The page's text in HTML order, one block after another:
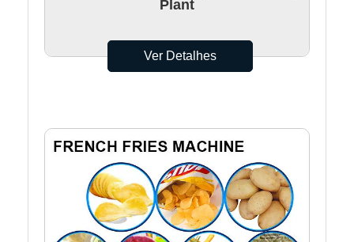
Plant
Ver Detalhes